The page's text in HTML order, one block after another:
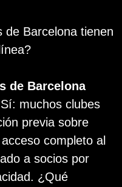
de Barcelona
Sí: muchos clubes
previa sobre
completo al
a socios por
¿Qué